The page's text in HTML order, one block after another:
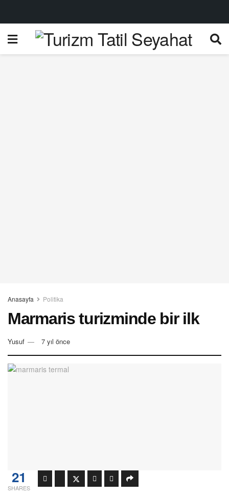
Anasayfa Politika
Marmaris turizminde bir ilk
Yusuf 7 yıl önce
21
SHARES